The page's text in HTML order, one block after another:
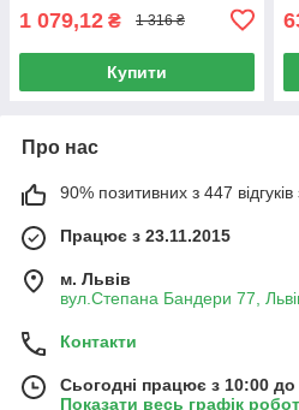
1 079,12 ₴ 1 316 ₴
Купити
Про нас
90% позитивних з 447 відгуків
Працює з 23.11.2015
м. Львів
вул.Степана Бандери 77,
Контакти
Сьогодні працює з 10:00 до
Показати весь графік